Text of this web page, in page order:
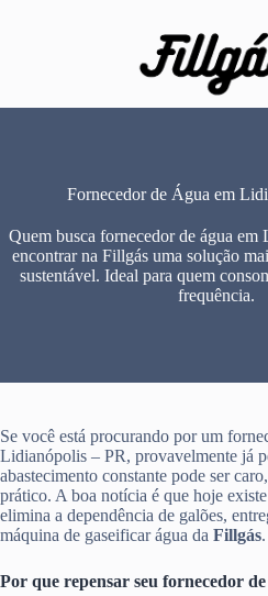
Fornecedor de Água em
Quem busca fornecedor de água
encontrar na Fillgás uma solução
sustentável. Ideal para quem
frequência.
Se você está procurando por um
Lidianópolis – PR, provavelmente já
abastecimento constante pode ser
prático. A boa notícia é que hoje
elimina a dependência de galões,
máquina de gaseificar água da Fillgás.
Por que repensar seu fornecedor de